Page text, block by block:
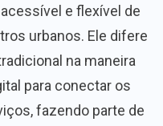
e flexível de
urbanos. Ele difere
na maneira
para conectar os
fazendo parte de